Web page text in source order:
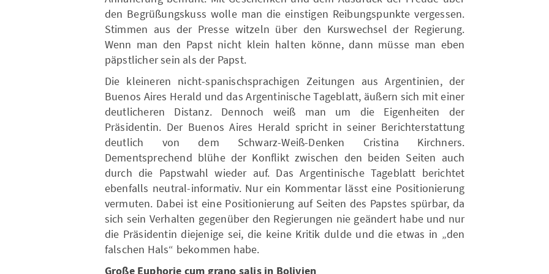
den Begrüßungskuss wolle man die einstigen Reibungspunkte vergessen.
Stimmen aus der Presse witzeln über den Kurswechsel der Regierung.
Wenn man den Papst nicht klein halten könne, dann müsse man eben
päpstlicher sein als der Papst.
Die kleineren nicht-spanischsprachigen Zeitungen aus Argentinien, der
Buenos Aires Herald und das Argentinische Tageblatt, äußern sich mit einer
deutlicheren Distanz. Dennoch weiß man um die Eigenheiten der
Präsidentin. Der Buenos Aires Herald spricht in seiner Berichterstattung
deutlich von dem Schwarz-Weiß-Denken Cristina Kirchners.
Dementsprechend blühe der Konflikt zwischen den beiden Seiten auch
durch die Papstwahl wieder auf. Das Argentinische Tageblatt berichtet
ebenfalls neutral-informativ. Nur ein Kommentar lässt eine Positionierung
vermuten. Dabei ist eine Positionierung auf Seiten des Papstes spürbar, da
sich sein Verhalten gegenüber den Regierungen nie geändert habe und nur
die Präsidentin diejenige sei, die keine Kritik dulde und die etwas in „den
falschen Hals“ bekommen habe.